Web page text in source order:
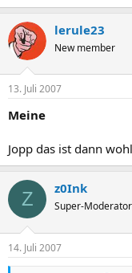
lerule23
New member
13. Juli 2007
Meine
Jopp das ist dann
Z z0Ink
Super-Moderator
14. Juli 2007